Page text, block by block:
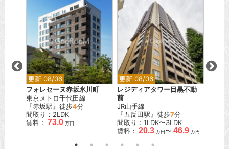
更新 08/06
フォレセーヌ赤坂氷川町
東京メトロ千代田線
『赤坂駅』徒歩4分
間取り：2LDK
賃料： 73.0 万円
更新 08/06
レジディアタワー目黒不動
前
JR山手線
『五反田駅』徒歩7分
間取り：1LDK〜3LDK
賃料： 20.3 万円〜 46.9 万円